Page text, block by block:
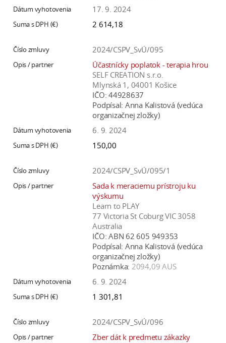
17. 9. 2024
2 614,18
2024/CSPV_SvÚ/095
Účastnícky poplatok - terapia hrou
SELF CREATION s.r.o.
Mlynská 1, 04001 Košice
IČO: 44928637
Podpísal: Anna Kalistová (vedúca
organizačnej zložky)
6. 9. 2024
150,00
2024/CSPV_SvÚ/095/1
Sada k meraciemu prístroju ku
výskumu
Learn to PLAY
77 Victoria St Coburg VIC 3058
Australia
IČO: ABN 62 605 949353
Podpísal: Anna Kalistová (vedúca
organizačnej zložky)
Poznámka: 2094,09 AUS
6. 9. 2024
1 301,81
2024/CSPV_SvÚ/096
Zber dát k predmetu zákazky